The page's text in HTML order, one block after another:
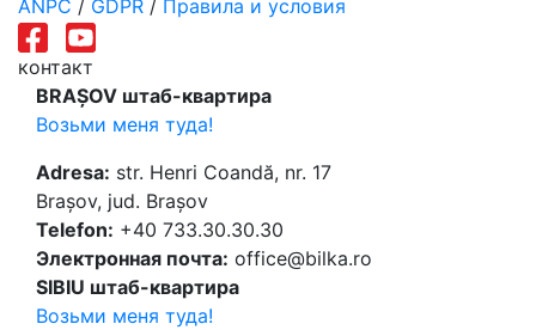
ANPC / GDPR / Правила и условия
контакт
BRAȘOV штаб-квартира
Возьми меня туда!
Adresa: str. Henri Coandă, nr. 17
Brașov, jud. Brașov
Telefon: +40 733.30.30.30
Электронная почта: office@bilka.ro
SIBIU штаб-квартира
Возьми меня туда!